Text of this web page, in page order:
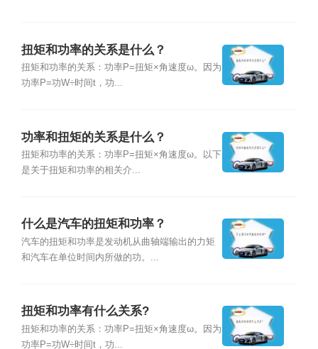
扭矩和功率的关系是什么？
扭矩和功率的关系：功率P=扭矩×角速度ω。因为
功率P=功W÷时间t，功...
功率和扭矩的关系是什么？
扭矩和功率的关系：功率P=扭矩×角速度ω。以下
是关于扭矩和功率的相关介...
什么是汽车的扭矩和功率？
汽车的扭矩和功率是发动机从曲轴端输出的力矩
和汽车在单位时间内所做的功。...
扭矩和功率有什么关系?
扭矩和功率的关系：功率P=扭矩×角速度ω。因为
功率P=功W÷时间t，功...